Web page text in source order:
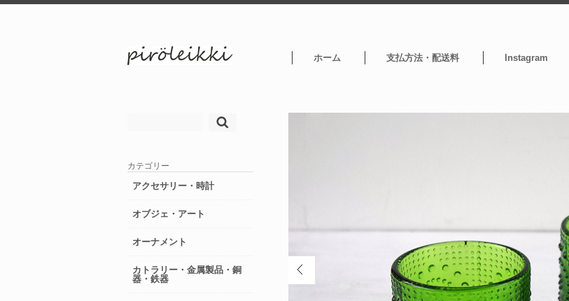
ホーム 支払方法・配送料 Instagram
カテゴリー
アクセサリー・時計
オブジェ・アート
オーナメント
カトラリー・金属製品・銅
器・鉄器